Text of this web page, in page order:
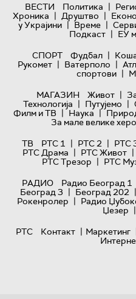
ВЕСТИ Политика |
Хроника | Друштво |
у Украјини | Време |
Подкаст | ЕУ
СПОРТ
Фудбал |
Рукомет | Ватерполо |
спортови |
МАГАЗИН
Живот |
Технологијa | Путујемо |
Филм и ТВ | Наука |
За мале велике
ТВ
РТС 1 | РТС 2 | РТС
РТС Драма | РТС Живот |
РТС Трезор | РТС
РАДИО
Радио Београд 1
Београд 3 | Београд 202 |
Рокенролер | Радио
Џезер |
РТС
Контакт | Маркетинг